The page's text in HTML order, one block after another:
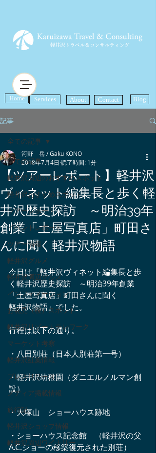
Home Services About Contact Blog
記事
全ての記事
軽井沢周辺のおすすめスポット
軽井沢おすすめスポット
ツアーレポート
イベントレポート
ツアー情報
軽井沢グルメ
軽井沢周辺グルメ
インフォメーション
お花見（桜）スポット
軽井沢リゾートテレワーク
マーケット考察
軽井沢紅葉情報
プレスリリース
メディア掲載情報
旅行記
軽井沢ショップ情報
軽井沢周辺ワイナリー
全ての記事
【ツアーレポート】軽井沢
ヴィネット編集長と歩く軽
井沢歴史探訪 ～明治39年
創業「土屋写真店」町田さ
んに聞く軽井沢物語
河野 岳 / Gaku KONO
2018年7月4日 読了時間: 1分
今日は『軽井沢ヴィネット編集長と歩
く軽井沢歴史探訪　～明治39年創業
「土屋写真店」町田さんに聞く
軽井沢物語』でした。
行程は以下の通り。
・八田別荘（日本人別荘第一号）
・軽井沢幼稚園（ダニエルノルマン創
設）
・大塚山　ショーハウス跡地
・ショーハウス記念館　（軽井沢の父
A.C.ショーの移築復元された別荘）